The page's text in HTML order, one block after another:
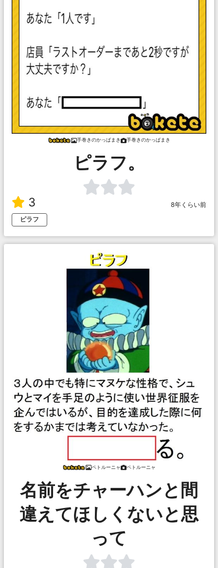
手巻きのかっぱまき 手巻きのかっぱまき
ピラフ。
3
8年くらい前
ピラフ
ペトルーニャ ペトルーニャ
名前をチャーハンと間
違えてほしくないと思
って